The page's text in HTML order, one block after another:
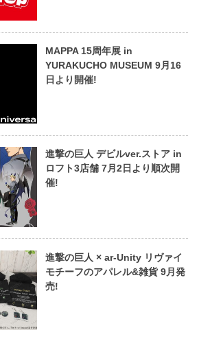
MAPPA 15周年展 in
YURAKUCHO MUSEUM 9月16
日より開催!
進撃の巨人 デビルver.ストア in
ロフト3店舗 7月2日より順次開
催!
進撃の巨人 × ar-Unity リヴァイ
モチーフのアパレル&雑貨 9月発
売!